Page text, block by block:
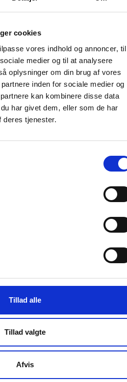
cookies
vores indhold og annoncer, til
medier og til at analysere
oplysninger om din brug af vores
inden for sociale medier og
kan kombinere disse data
har givet dem, eller som de har
deres tjenester.
Tillad alle
Tillad valgte
Afvis
ydelsen påskyggelånet
afdelingens lån for 2011, hvilket
meddelelse om.
endeligerentesikringsberegning
orienterer om i
Den endelige rentesikring
=
1.032.791 kr.